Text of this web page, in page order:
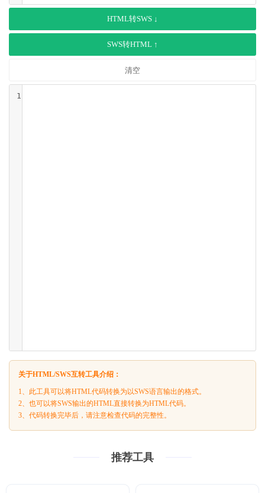
HTML转SWS ↓
SWS转HTML ↑
清空
1
关于HTML/SWS互转工具介绍：
1、此工具可以将HTML代码转换为以SWS语言输出的格式。
2、也可以将SWS输出的HTML直接转换为HTML代码。
3、代码转换完毕后，请注意检查代码的完整性。
推荐工具